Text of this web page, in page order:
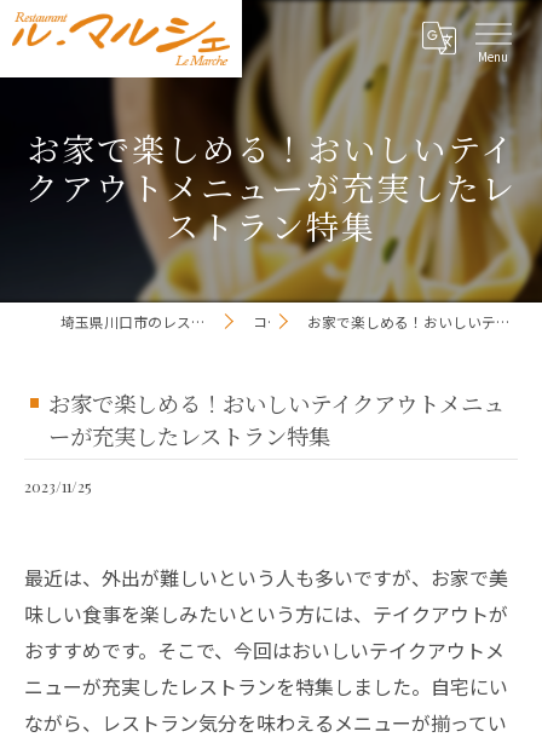
お家で楽しめる！おいしいテイ
クアウトメニューが充実したレ
ストラン特集
埼玉県川口市のレストランならレストラン ル・マルシェ コラム お家で楽しめる！おいしいテイクアウトメニューが充実したレストラン特集
お家で楽しめる！おいしいテイクアウトメニュ
ーが充実したレストラン特集
2023/11/25
最近は、外出が難しいという人も多いですが、お家で美
味しい食事を楽しみたいという方には、テイクアウトが
おすすめです。そこで、今回はおいしいテイクアウトメ
ニューが充実したレストランを特集しました。自宅にい
ながら、レストラン気分を味わえるメニューが揃ってい